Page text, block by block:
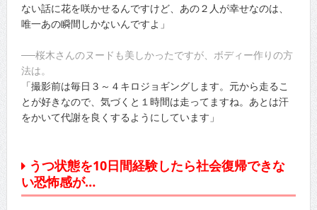
ない話に花を咲かせるんですけど、あの２人が幸せなのは、
唯一あの瞬間しかないんですよ」
──桜木さんのヌードも美しかったですが、ボディー作りの方
法は。
「撮影前は毎日３～４キロジョギングします。元から走るこ
とが好きなので、気づくと１時間は走ってますね。あとは汗
をかいて代謝を良くするようにしています」
うつ状態を10日間経験したら社会復帰できな
い恐怖感が…